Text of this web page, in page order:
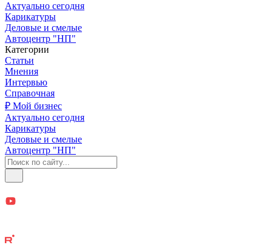
Актуально сегодня
Карикатуры
Деловые и смелые
Автоцентр "НП"
Категории
Статьи
Мнения
Интервью
Справочная
₽ Мой бизнес
Актуально сегодня
Карикатуры
Деловые и смелые
Автоцентр "НП"